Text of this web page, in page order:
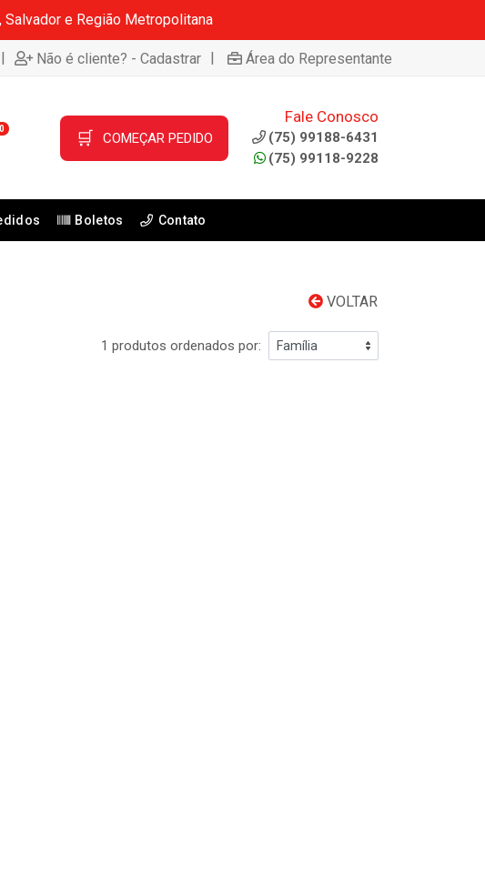
e Região Metropolitana
| Não é cliente? - Cadastrar | Área do Representante
0 🛒 COMEÇAR PEDIDO
Fale Conosco
(75) 99188-6431
(75) 99118-9228
Boletos Contato
VOLTAR
1 produtos ordenados por: